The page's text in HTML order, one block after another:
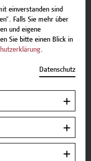
einverstanden sind
Falls Sie mehr über
und eigene
Sie bitte einen Blick in
.
Datenschutz